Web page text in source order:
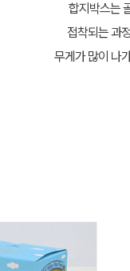
합지박스는
접착되는 과
무게가 많이 나